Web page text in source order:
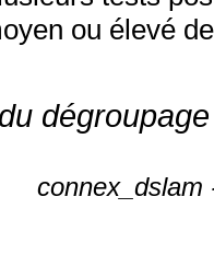
ou élevé
connex_dslam